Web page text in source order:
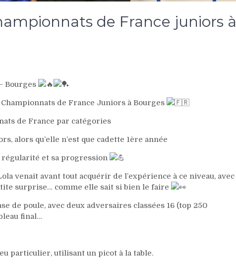
de France juniors à
Bourges
de France Juniors à Bourges
de France par catégories
alors qu’elle n’est que cadette 1ère année
et sa progression
venait avant tout acquérir de l’expérience à ce niveau, avec
surprise… comme elle sait si bien le faire
de poule, avec deux adversaires classées 16 (top 250
final…
particulier, utilisant un picot à la table.